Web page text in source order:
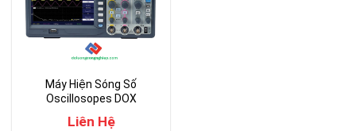
Máy Hiện Sóng Số
Oscillosopes DOX
Liên Hệ